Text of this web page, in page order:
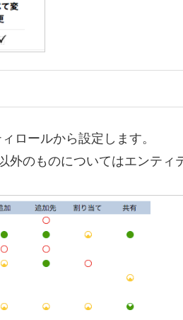
ロールから設定します。
外のものについてはエンティ